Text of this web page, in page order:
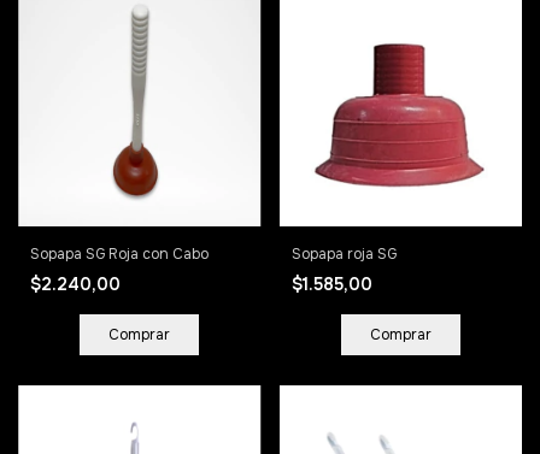
Sopapa SG Roja con Cabo
$2.240,00
Sopapa roja SG
$1.585,00